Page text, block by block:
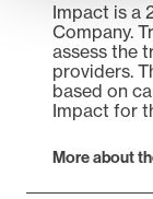
Impact is a
Company.
assess the
providers.
based on
Impact for
More about